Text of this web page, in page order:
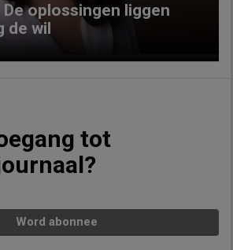
oplossingen liggen
de wil
tot
Word abonnee